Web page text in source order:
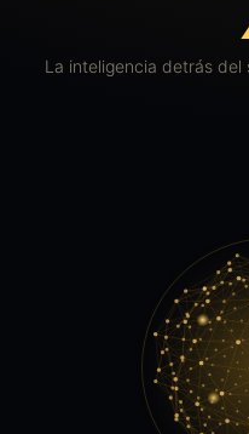
La inteligencia detrás del